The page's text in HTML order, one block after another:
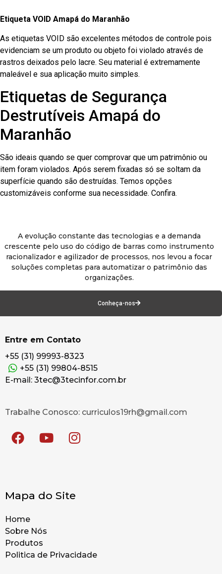
Etiqueta VOID Amapá do Maranhão
As etiquetas VOID são excelentes métodos de controle pois
evidenciam se um produto ou objeto foi violado através de
rastros deixados pelo lacre. Seu material é extremamente
maleável e sua aplicação muito simples.
Etiquetas de Segurança
Destrutíveis Amapá do
Maranhão
São ideais quando se quer comprovar que um patrimônio ou
item foram violados. Após serem fixadas só se soltam da
superfície quando são destruídas. Temos opções
customizáveis conforme sua necessidade. Confira.
A evolução constante das tecnologias e a demanda
crescente pelo uso do código de barras como instrumento
racionalizador e agilizador de processos, nos levou a focar
soluções completas para automatizar o patrimônio das
organizações.
Conheça-nos
Entre em Contato
+55 (31) 99993-8323
+55 (31) 99804-8515
E-mail: 3tec@3tecinfor.com.br
Trabalhe Conosco: curriculos19rh@gmail.com
Mapa do Site
Home
Sobre Nós
Produtos
Politica de Privacidade